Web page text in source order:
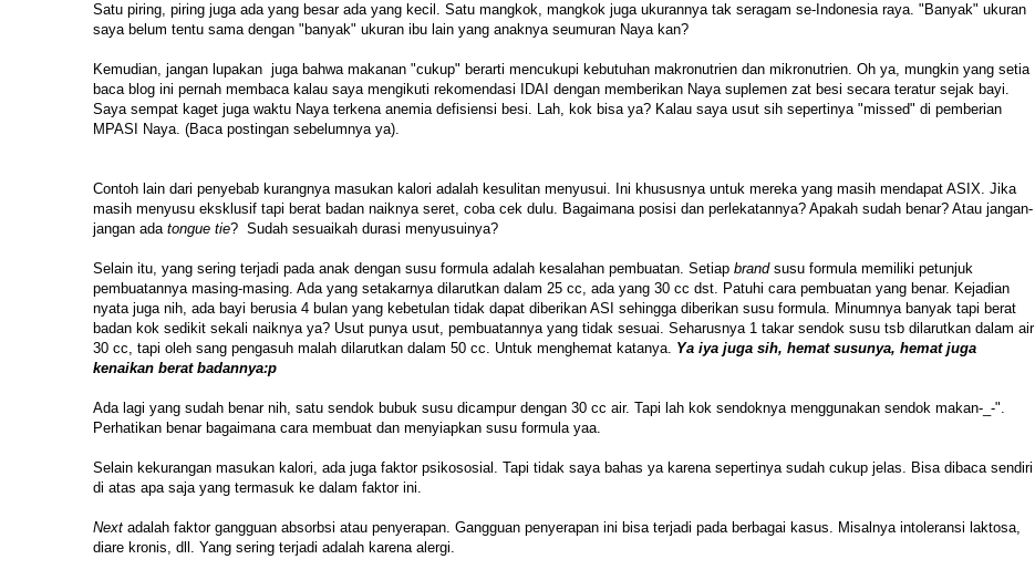
Satu piring, piring juga ada yang besar ada yang kecil. Satu mangkok, mangkok juga ukurannya tak seragam se-Indonesia raya. "Banyak" ukuran
saya belum tentu sama dengan "banyak" ukuran ibu lain yang anaknya seumuran Naya kan?
Kemudian, jangan lupakan juga bahwa makanan "cukup" berarti mencukupi kebutuhan makronutrien dan mikronutrien. Oh ya, mungkin yang setia
baca blog ini pernah membaca kalau saya mengikuti rekomendasi IDAI dengan memberikan Naya suplemen zat besi secara teratur sejak bayi.
Saya sempat kaget juga waktu Naya terkena anemia defisiensi besi. Lah, kok bisa ya? Kalau saya usut sih sepertinya "missed" di pemberian
MPASI Naya. (Baca postingan sebelumnya ya).
Contoh lain dari penyebab kurangnya masukan kalori adalah kesulitan menyusui. Ini khususnya untuk mereka yang masih mendapat ASIX. Jika
masih menyusu eksklusif tapi berat badan naiknya seret, coba cek dulu. Bagaimana posisi dan perlekatannya? Apakah sudah benar? Atau jangan-
jangan ada tongue tie? Sudah sesuaikah durasi menyusuinya?
Selain itu, yang sering terjadi pada anak dengan susu formula adalah kesalahan pembuatan. Setiap brand susu formula memiliki petunjuk
pembuatannya masing-masing. Ada yang setakarnya dilarutkan dalam 25 cc, ada yang 30 cc dst. Patuhi cara pembuatan yang benar. Kejadian
nyata juga nih, ada bayi berusia 4 bulan yang kebetulan tidak dapat diberikan ASI sehingga diberikan susu formula. Minumnya banyak tapi berat
badan kok sedikit sekali naiknya ya? Usut punya usut, pembuatannya yang tidak sesuai. Seharusnya 1 takar sendok susu tsb dilarutkan dalam air
30 cc, tapi oleh sang pengasuh malah dilarutkan dalam 50 cc. Untuk menghemat katanya. Ya iya juga sih, hemat susunya, hemat juga
kenaikan berat badannya:p
Ada lagi yang sudah benar nih, satu sendok bubuk susu dicampur dengan 30 cc air. Tapi lah kok sendoknya menggunakan sendok makan-_-".
Perhatikan benar bagaimana cara membuat dan menyiapkan susu formula yaa.
Selain kekurangan masukan kalori, ada juga faktor psikososial. Tapi tidak saya bahas ya karena sepertinya sudah cukup jelas. Bisa dibaca sendiri
di atas apa saja yang termasuk ke dalam faktor ini.
Next adalah faktor gangguan absorbsi atau penyerapan. Gangguan penyerapan ini bisa terjadi pada berbagai kasus. Misalnya intoleransi laktosa,
diare kronis, dll. Yang sering terjadi adalah karena alergi.